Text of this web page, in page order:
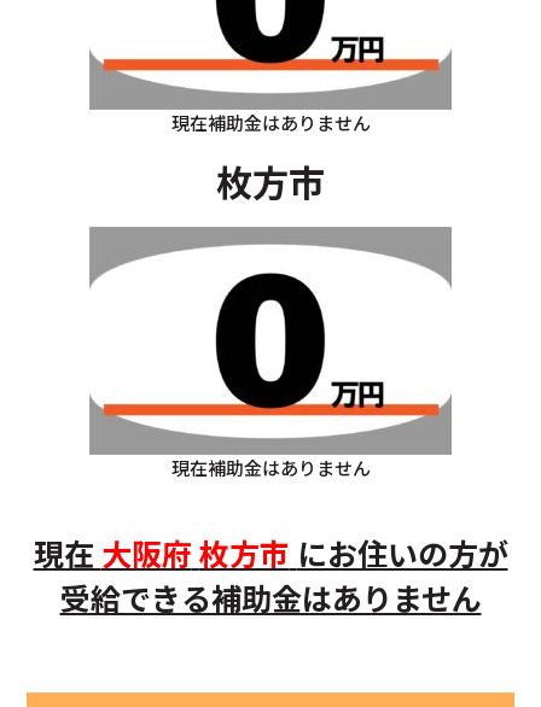
現在補助金はありません
枚方市
現在補助金はありません
現在 大阪府枚方市 にお住いの方が
受給できる補助金はありません